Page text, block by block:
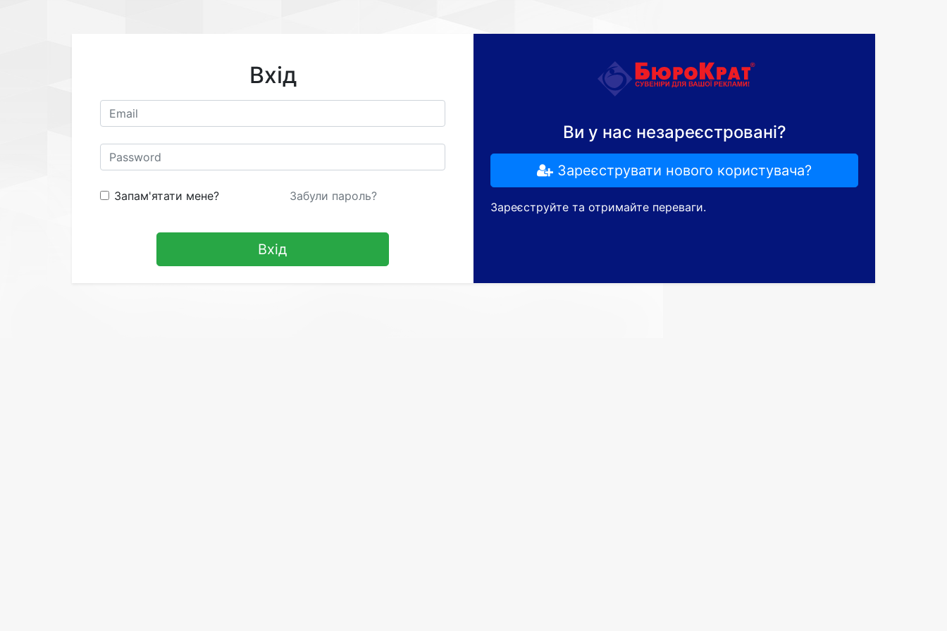
Вхід
Запам'ятати мене? Забули пароль?
Вхід
Ви у нас незареєстровані?
Зареєструвати нового користувача?
Зареєструйте та отримайте переваги.